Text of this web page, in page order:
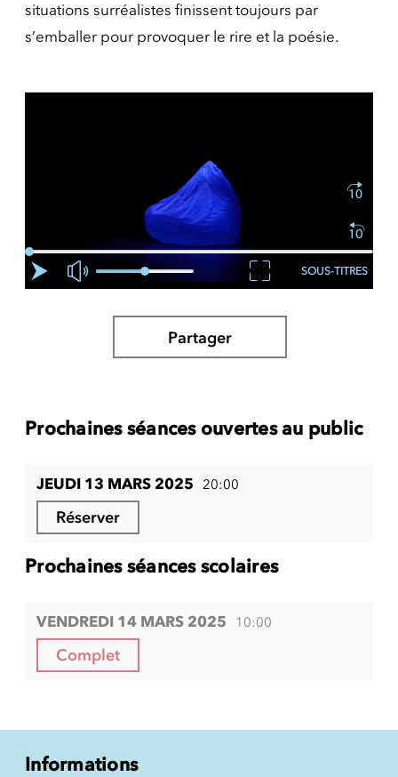
situations surréalistes finissent toujours par
s’emballer pour provoquer le rire et la poésie.
SOUS-TITRES
Partager
Prochaines séances ouvertes au public
JEUDI 13 MARS 2025 20:00
Réserver
Prochaines séances scolaires
VENDREDI 14 MARS 2025 10:00
Complet
Informations